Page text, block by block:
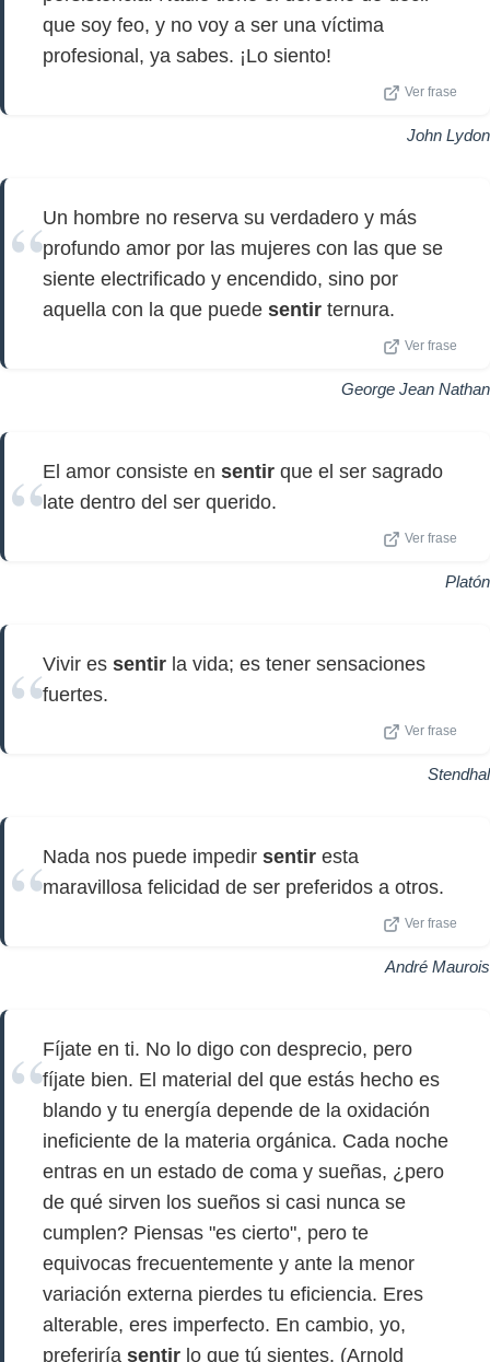
que soy feo, y no voy a ser una víctima
profesional, ya sabes. ¡Lo siento!
Ver frase
John Lydon
Un hombre no reserva su verdadero y más
profundo amor por las mujeres con las que se
siente electrificado y encendido, sino por
aquella con la que puede sentir ternura.
Ver frase
George Jean Nathan
El amor consiste en sentir que el ser sagrado
late dentro del ser querido.
Ver frase
Platón
Vivir es sentir la vida; es tener sensaciones
fuertes.
Ver frase
Stendhal
Nada nos puede impedir sentir esta
maravillosa felicidad de ser preferidos a otros.
Ver frase
André Maurois
Fíjate en ti. No lo digo con desprecio, pero
fíjate bien. El material del que estás hecho es
blando y tu energía depende de la oxidación
ineficiente de la materia orgánica. Cada noche
entras en un estado de coma y sueñas, ¿pero
de qué sirven los sueños si casi nunca se
cumplen? Piensas "es cierto", pero te
equivocas frecuentemente y ante la menor
variación externa pierdes tu eficiencia. Eres
alterable, eres imperfecto. En cambio, yo,
preferiría sentir lo que tú sientes. (Arnold